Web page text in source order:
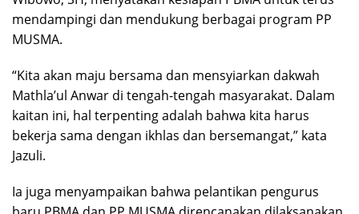
mendampingi dan mendukung berbagai program PP
MUSMA.
“Kita akan maju bersama dan mensyiarkan dakwah
Mathla’ul Anwar di tengah-tengah masyarakat. Dalam
kaitan ini, hal terpenting adalah bahwa kita harus
bekerja sama dengan ikhlas dan bersemangat,” kata
Jazuli.
Ia juga menyampaikan bahwa pelantikan pengurus